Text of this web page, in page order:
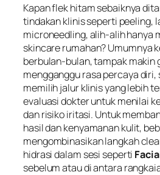
Kapan flek hitam sebaiknya
tindakan klinis seperti peeling,
microneedling, alih-alih hanya
skincare rumahan? Umumnya
berbulan-bulan, tampak makin
mengganggu rasa percaya
memilih jalur klinis yang lebih
evaluasi dokter untuk menilai
dan risiko iritasi. Untuk
hasil dan kenyamanan kulit,
mengombinasikan langkah
hidrasi dalam sesi seperti
sebelum atau di antara